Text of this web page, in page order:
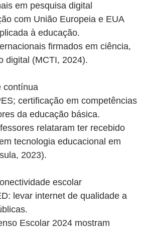
em pesquisa digital
com União Europeia e EUA
à educação.
firmados em ciência,
digital (MCTI, 2024).
contínua
certificação em competências
da educação básica.
relataram ter recebido
tecnologia educacional em
2023).
escolar
levar internet de qualidade a
Escolar 2024 mostram